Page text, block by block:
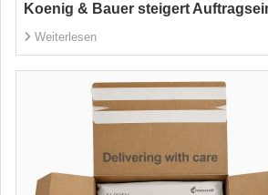
Koenig & Bauer steigert
Weiterlesen